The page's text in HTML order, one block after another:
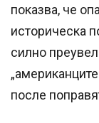
показва, че
историческа
силно
после